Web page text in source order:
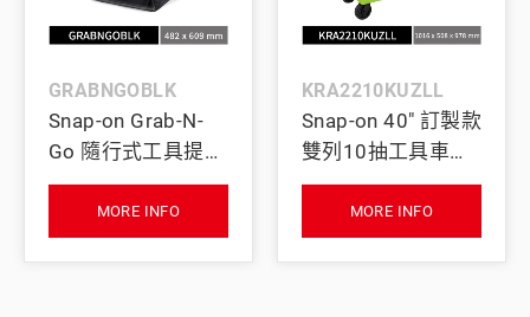
GRABNGOBLK
Snap-on Grab-N-
Go 隨行式工具提袋
與維修防護墊 (黑)
MORE INFO
KRA2210KUZLL
Snap-on 40" 訂製款
雙列10抽工具車
(螢光綠／黑色鋁飾
MORE INFO